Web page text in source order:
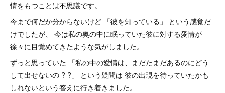
情をもつことは不思議です。
今まで何だか分からないけど 「彼を知っている」 という感覚だ
けでしたが、 今は私の奥の中に眠っていた彼に対する愛情が
徐々に目覚めてきたような気がしました。
ずっと思っていた 「私の中の愛情は、まだたまだあるのにどう
して出せないの ? ?」 という疑問は 彼の出現を待っていたかも
しれないという答えに行き着きました。